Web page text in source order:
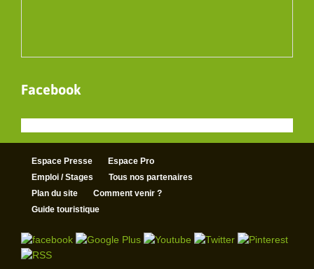
Facebook
Espace Presse
Espace Pro
Emploi / Stages
Tous nos partenaires
Plan du site
Comment venir ?
Guide touristique